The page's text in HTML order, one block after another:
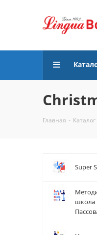
Главная - Каталог
Super
школа